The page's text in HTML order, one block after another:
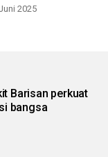
2025
Barisan perkuat
bangsa